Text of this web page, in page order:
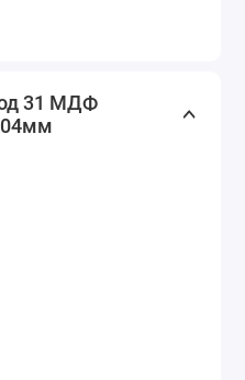
31 МДФ